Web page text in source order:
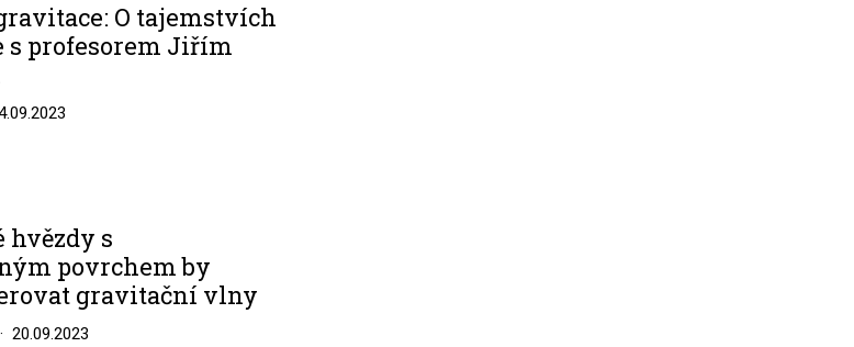
O tajemstvích
s profesorem Jiřím
hvězdy s
povrchem by
gravitační vlny
20.09.2023